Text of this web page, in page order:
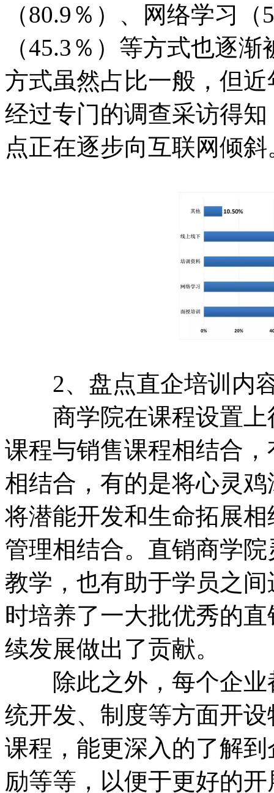
（80.9％）、网络学习
（45.3％）等方式也逐
方式虽然占比一般，但
经过专门的调查采访得
点正在逐步向互联网倾斜
2、盘点直企培训内
商学院在课程设置上
课程与销售课程相结合
相结合，有的是将心灵
将潜能开发和生命拓展
管理相结合。直销商学
教学，也有助于学员之
时培养了一大批优秀的
续发展做出了贡献。
除此之外，每个企业
统开发、制度等方面开
课程，能更深入的了解
励等等，以便于更好的